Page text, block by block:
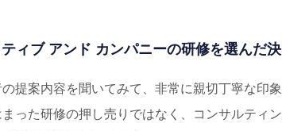
ィブ アンド カンパニーの研修を選んだ
提案内容を聞いてみて、非常に親切丁寧な印象
った研修の押し売りではなく、コンサルティ